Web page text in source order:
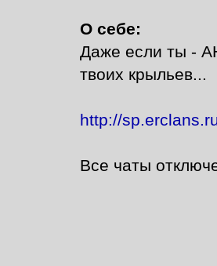
О себе:
Даже если ты -
твоих крыльев...
http://
Все чаты